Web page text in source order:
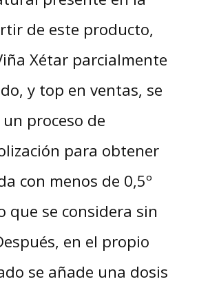
de este producto,
Xétar parcialmente
y top en ventas, se
proceso de
para obtener
con menos de 0,5º
que se considera sin
en el propio
se añade una dosis